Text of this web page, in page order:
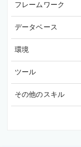
フレームワーク
データベース
環境
ツール
その他のスキル